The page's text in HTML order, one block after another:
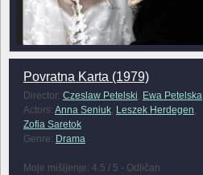
Povratna Karta (1979)
Director: Czeslaw Petelski, Ewa Petelska
Actors: Anna Seniuk, Leszek Herdegen,
Zofia Saretok
Genre: Drama
Moje mišljenje: 4.5 / 5 - Odličan